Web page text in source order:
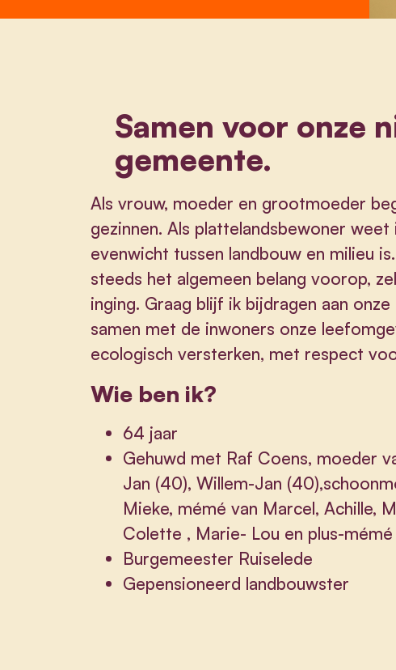
Samen voor onze
gemeente.
Als vrouw, moeder en grootmoeder
gezinnen. Als plattelandsbewoner
evenwicht tussen landbouw en milieu
steeds het algemeen belang voorop,
inging. Graag blijf ik bijdragen aan
samen met de inwoners onze
ecologisch versterken, met respect
Wie ben ik?
64 jaar
Gehuwd met Raf Coens, moeder
Jan (40), Willem-Jan
Mieke, mémé van Marcel, Achille,
Colette , Marie- Lou en plus-
Burgemeester Ruiselede
Gepensioneerd landbouwster